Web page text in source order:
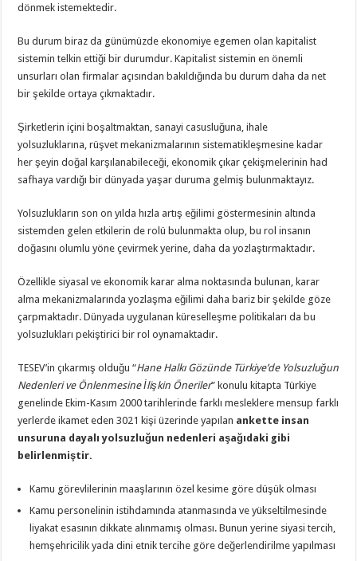
dönmek istemektedir.
Bu durum biraz da günümüzde ekonomiye egemen olan kapitalist
sistemin telkin ettiği bir durumdur. Kapitalist sistemin en önemli
unsurları olan firmalar açısından bakıldığında bu durum daha da net
bir şekilde ortaya çıkmaktadır.
Şirketlerin içini boşaltmaktan, sanayi casusluğuna, ihale
yolsuzluklarına, rüşvet mekanizmalarının sistematikleşmesine kadar
her şeyin doğal karşılanabileceği, ekonomik çıkar çekişmelerinin had
safhaya vardığı bir dünyada yaşar duruma gelmiş bulunmaktayız.
Yolsuzlukların son on yılda hızla artış eğilimi göstermesinin altında
sistemden gelen etkilerin de rolü bulunmakta olup, bu rol insanın
doğasını olumlu yöne çevirmek yerine, daha da yozlaştırmaktadır.
Özellikle siyasal ve ekonomik karar alma noktasında bulunan, karar
alma mekanizmalarında yozlaşma eğilimi daha bariz bir şekilde göze
çarpmaktadır. Dünyada uygulanan küreselleşme politikaları da bu
yolsuzlukları pekiştirici bir rol oynamaktadır.
TESEV’in çıkarmış olduğu “Hane Halkı Gözünde Türkiye’de Yolsuzluğun
Nedenleri ve Önlenmesine İlişkin Öneriler” konulu kitapta Türkiye
genelinde Ekim-Kasım 2000 tarihlerinde farklı mesleklere mensup farklı
yerlerde ikamet eden 3021 kişi üzerinde yapılan ankette insan
unsuruna dayalı yolsuzluğun nedenleri aşağıdaki gibi
belirlenmiştir.
Kamu görevlilerinin maaşlarının özel kesime göre düşük olması
Kamu personelinin istihdamında atanmasında ve yükseltilmesinde
liyakat esasının dikkate alınmamış olması. Bunun yerine siyasi tercih,
hemşehricilik yada dini etnik tercihe göre değerlendirilme yapılması